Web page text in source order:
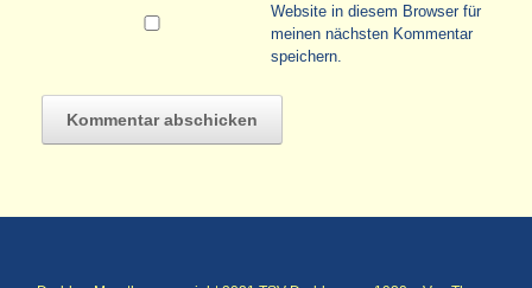
Website in diesem Browser für
meinen nächsten Kommentar
speichern.